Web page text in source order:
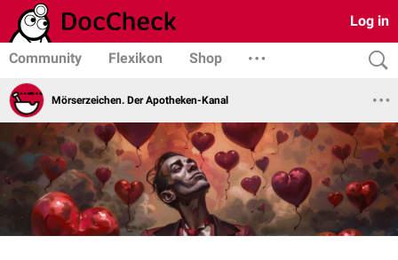
Log in
Community Flexikon Shop
Mörserzeichen. Der Apotheken-Kanal